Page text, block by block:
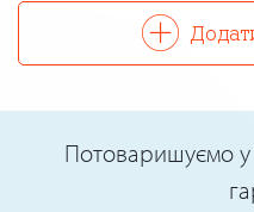
Потоваришуємо